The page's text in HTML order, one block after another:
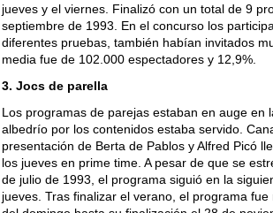
jueves y el viernes. Finalizó con un total de 9
septiembre de 1993. En el concurso los
diferentes pruebas, también habían invitados
media fue de 102.000 espectadores y 12,9%.
3. Jocs de parella
Los programas de parejas estaban en auge en
albedrío por los contenidos estaba servido.
presentación de Berta de Pablos y Alfred Picó
los jueves en prime time. A pesar de que se
de julio de 1993, el programa siguió en la
jueves. Tras finalizar el verano, el programa